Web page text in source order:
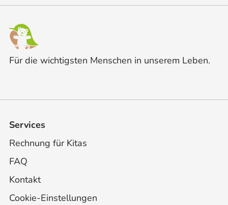
Für die wichtigsten Menschen in unserem Leben.
Services
Rechnung für Kitas
FAQ
Kontakt
Cookie-Einstellungen